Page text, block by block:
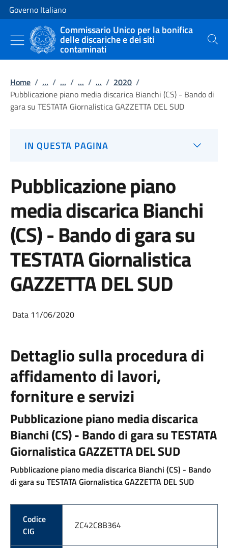
Vai al contenuto
Vai alla navigazione del sito
Governo Italiano
Commissario Unico per la bonifica
delle discariche e dei siti
contaminati Cerca
Home / ... / ... / ... / ... / 2020 /
Pubblicazione piano media discarica Bianchi (CS) - Bando di
gara su TESTATA Giornalistica GAZZETTA DEL SUD
IN QUESTA PAGINA
Pubblicazione piano
media discarica Bianchi
(CS) - Bando di gara su
TESTATA Giornalistica
GAZZETTA DEL SUD
Data 11/06/2020
Dettaglio sulla procedura di
affidamento di lavori,
forniture e servizi
Pubblicazione piano media discarica
Bianchi (CS) - Bando di gara su TESTATA
Giornalistica GAZZETTA DEL SUD
Pubblicazione piano media discarica Bianchi (CS) - Bando
di gara su TESTATA Giornalistica GAZZETTA DEL SUD
Codice
CIG
ZC42C8B364